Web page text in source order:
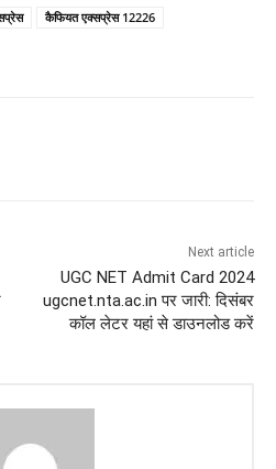
कैफियत एक्सप्रेस 12226
Next article
UGC NET Admit Card 2024
ugcnet.nta.ac.in पर जारी: दिसंबर
कॉल लेटर यहां से डाउनलोड करें